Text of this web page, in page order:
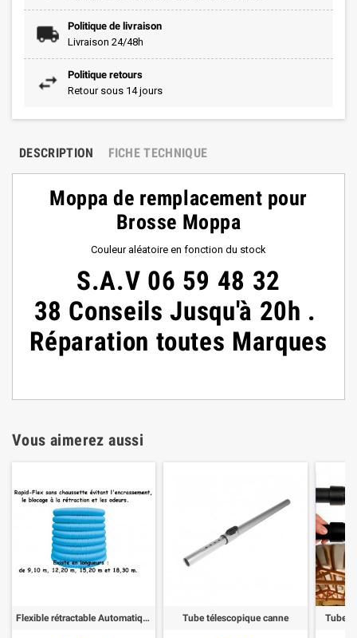
Politique de livraison
Livraison 24/48h
Politique retours
Retour sous 14 jours
DESCRIPTION FICHE TECHNIQUE
Moppa de remplacement pour
Brosse Moppa
Couleur aléatoire en fonction du stock
S.A.V 06 59 48 32
38 ConseilsJusqu'à 20h .
Réparation toutes Marques
Vous aimerez aussi
Flexible rétractable Automatique Tube télescopique canne Tube